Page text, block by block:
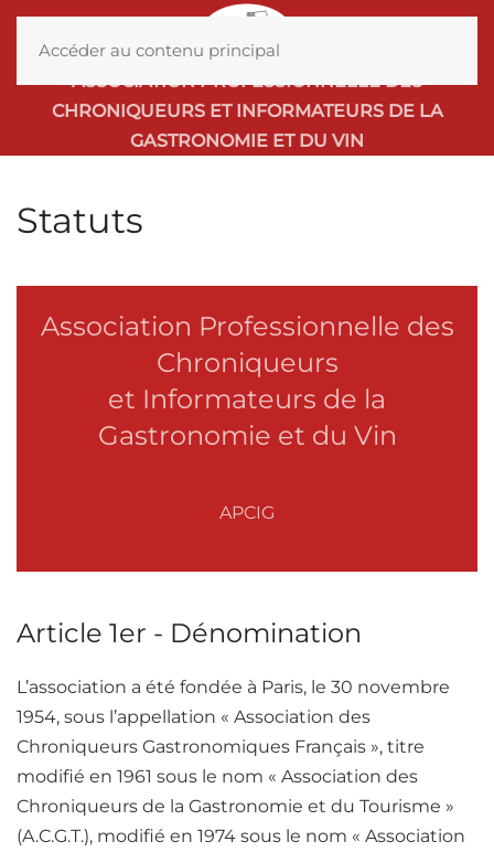
Accéder au contenu principal
ASSOCIATION PROFESSIONNELLE DES
CHRONIQUEURS ET INFORMATEURS DE LA
GASTRONOMIE ET DU VIN
Statuts
Association Professionnelle des
Chroniqueurs
et Informateurs de la
Gastronomie et du Vin
APCIG
Article 1er - Dénomination
L’association a été fondée à Paris, le 30 novembre
1954, sous l’appellation « Association des
Chroniqueurs Gastronomiques Français », titre
modifié en 1961 sous le nom « Association des
Chroniqueurs de la Gastronomie et du Tourisme »
(A.C.G.T.), modifié en 1974 sous le nom « Association